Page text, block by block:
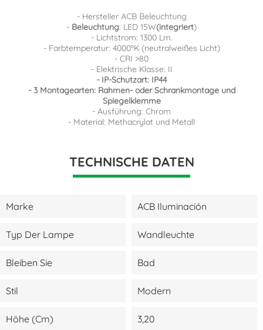
- Hersteller ACB Beleuchtung
- Beleuchtung: LED 15W(integriert)
- Lichtstrom: 1300 Lm.
- Farbtemperatur: 4000ºK (neutralweißes Licht)
- CRI >80
- Elektrische Klasse: II
- IP-Schutzart: IP44
- 3 Montagearten: Rahmen- oder Schrankmontage und
Spiegelklemme
- Ausführung: Chrom
- Material: Methacrylat und Metall
TECHNISCHE DATEN
Marke ACB Iluminación
Typ Der Lampe Wandleuchte
Bleiben Sie Bad
Stil Modern
Höhe (cm) 3,20